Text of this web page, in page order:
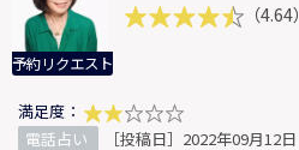
予約リクエスト
（4.64）
満足度：
電話占い
［投稿日］2022年09月12日